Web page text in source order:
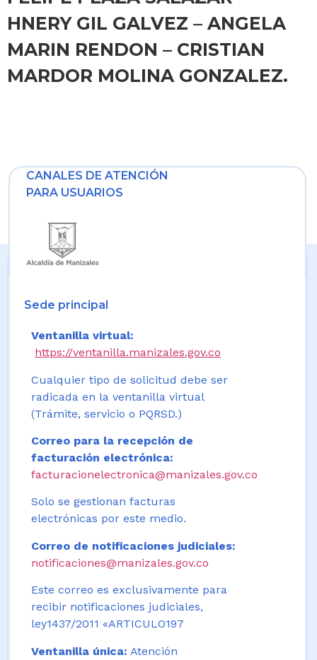
HNERY GIL GALVEZ – ANGELA
MARIN RENDON – CRISTIAN
MARDOR MOLINA GONZALEZ.
CANALES DE ATENCIÓN
PARA USUARIOS
Sede principal
Ventanilla virtual:
https://ventanilla.manizales.gov.co
Cualquier tipo de solicitud debe ser
radicada en la ventanilla virtual
(Trámite, servicio o PQRSD.)
Correo para la recepción de
facturación electrónica:
facturacionelectronica@manizales.gov.co
Solo se gestionan facturas
electrónicas por este medio.
Correo de notificaciones judiciales:
notificaciones@manizales.gov.co
Este correo es exclusivamente para
recibir notificaciones judiciales,
ley1437/2011 «ARTICULO197
Ventanilla única: Atención